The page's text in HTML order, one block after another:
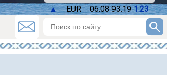
▲
EUR 06.08 93.19 1.23